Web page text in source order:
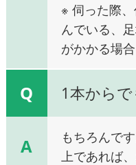
※ 伺った際
んでいる、
がかかる場合
Q 1本から
A
もちろんで
上であれば